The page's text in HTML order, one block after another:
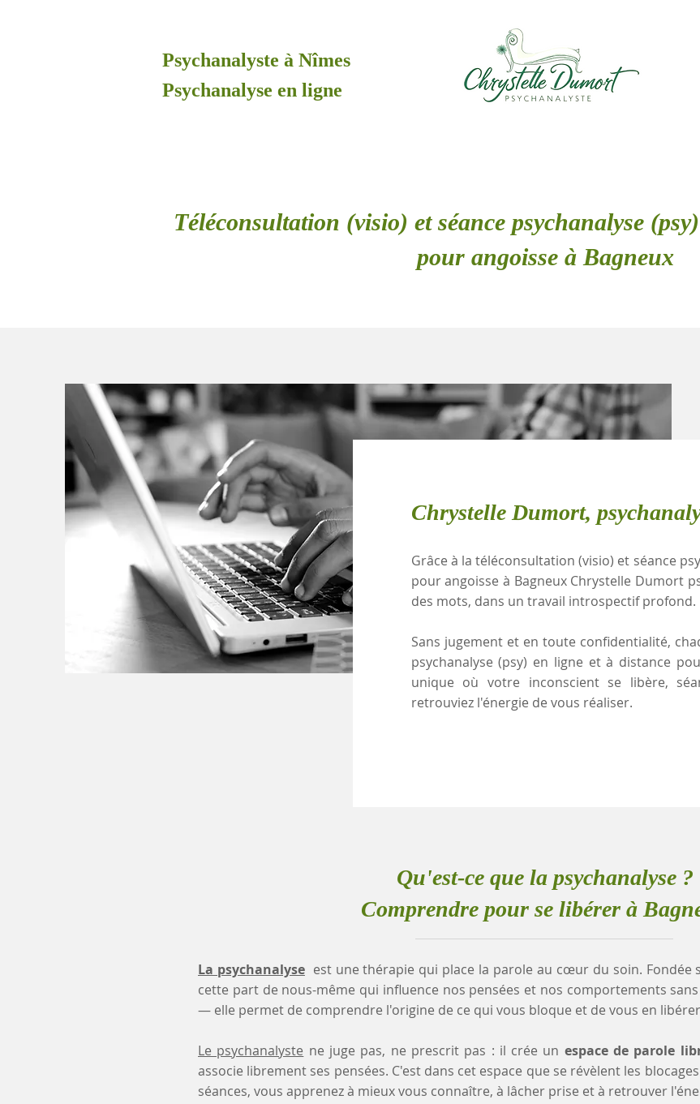
Psychanalyste à Nîmes
Psychanalyse en ligne
Téléconsultation (visio) et séance psychanalyse
pour angoisse à Bagneux
Chrystelle Dumort,
Grâce à la téléconsultation (visio) et séance
pour angoisse à Bagneux Chrystelle Dumort
des mots, dans un travail introspectif profond.
Sans jugement et en toute confidentialité,
psychanalyse (psy) en ligne et à distance
unique où votre inconscient se libère,
retrouviez l'énergie de vous réaliser.
Qu'est-ce que la psychanalyse ?
Comprendre pour se libérer à
La psychanalyse est une thérapie qui place la parole au cœur du soin. Fondée
cette part de nous-même qui influence nos pensées et nos comportements
— elle permet de comprendre l'origine de ce qui vous bloque et de vous en
Le psychanalyste ne juge pas, ne prescrit pas : il crée un espace de parole
associe librement ses pensées. C'est dans cet espace que se révèlent les
séances, vous apprenez à mieux vous connaître, à lâcher prise et à retrouver